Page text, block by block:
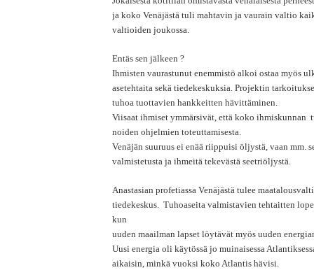
ja koko Venäjästä tuli mahtavin ja vaurain valtio
valtioiden joukossa.
Entäs sen jälkeen ?
Ihmisten vaurastunut enemmistö alkoi ostaa myös
asetehtaita sekä tiedekeskuksia. Projektin
tuhoa tuottavien hankkeitten hävittäminen.
Viisaat ihmiset ymmärsivät, että koko ihmiskunnan
noiden ohjelmien toteuttamisesta.
Venäjän suuruus ei enää riippuisi öljystä, vaan mm.
valmistetusta ja ihmeitä tekevästä seetriöljystä.
Anastasian profetiassa Venäjästä tulee
tiedekeskus. Tuhoaseita valmistavien tehtaitten
kun
uuden maailman lapset löytävät myös uuden
Uusi energia oli käytössä jo muinaisessa
aikaisin, minkä vuoksi koko Atlantis hävisi.